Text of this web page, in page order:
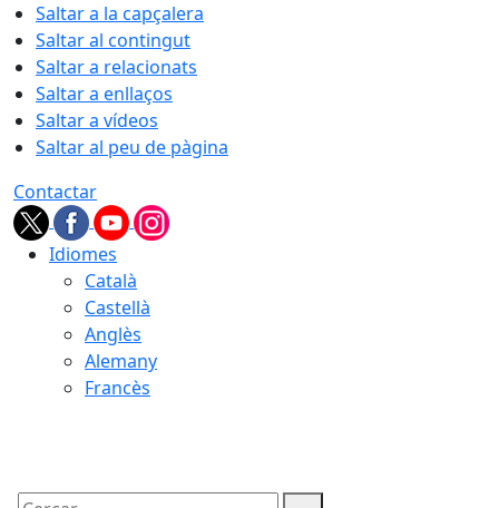
Saltar a la capçalera
Saltar al contingut
Saltar a relacionats
Saltar a enllaços
Saltar a vídeos
Saltar al peu de pàgina
Contactar
Idiomes
Català
Castellà
Anglès
Alemany
Francès